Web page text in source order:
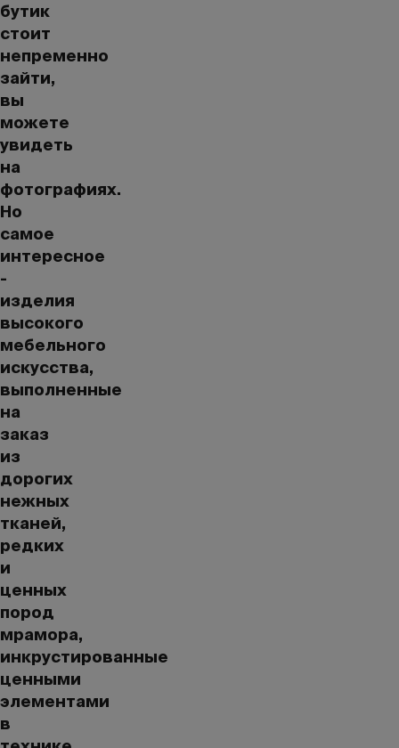
бутик
стоит
непременно
зайти,
вы
можете
увидеть
на
фотографиях.
Но
самое
интересное
-
изделия
высокого
мебельного
искусства,
выполненные
на
заказ
из
дорогих
нежных
тканей,
редких
и
ценных
пород
мрамора,
инкрустированные
ценными
элементами
в